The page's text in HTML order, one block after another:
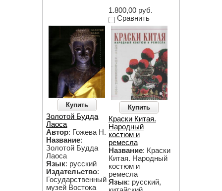
1.800,00 руб.
Сравнить
Купить
Золотой Будда
Лаоса
Автор: Гожева Н.
Название:
Золотой Будда
Лаоса
Язык: русский
Издательство:
Государственный
музей Востока
Купить
Краски Китая.
Народный
костюм и
ремесла
Название: Краски
Китая. Народный
костюм и
ремесла
Язык: русский,